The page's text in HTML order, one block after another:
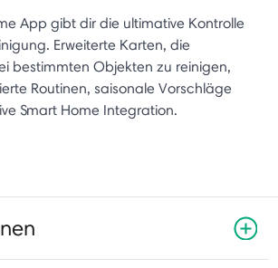
App gibt dir die ultimative Kontrolle
Erweiterte Karten, die
bestimmten Objekten zu reinigen,
Routinen, saisonale Vorschläge
Smart Home Integration.